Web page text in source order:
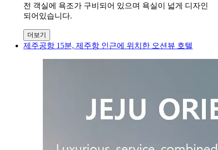
전 객실에 욕조가 구비되어 있으며 욕실이 넓게 디자인
되어있습니다.
더보기
제주공항 15분, 제주항 인근에 위치한 오션뷰 호텔